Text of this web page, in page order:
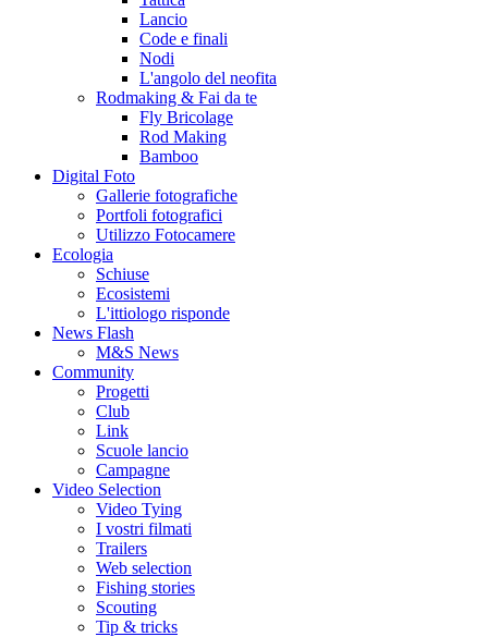
Lancio
Code e finali
Nodi
L'angolo del neofita
Rodmaking & Fai da te
Fly Bricolage
Rod Making
Bamboo
Digital Foto
Gallerie fotografiche
Portfoli fotografici
Utilizzo Fotocamere
Ecologia
Schiuse
Ecosistemi
L'ittiologo risponde
News Flash
M&S News
Community
Progetti
Club
Link
Scuole lancio
Campagne
Video Selection
Video Tying
I vostri filmati
Trailers
Web selection
Fishing stories
Scouting
Tip & tricks